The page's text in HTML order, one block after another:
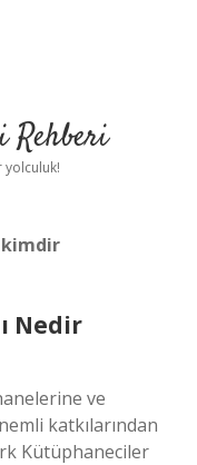
Rehberi
kimdir
Nedir
ve
katkılarından
Kütüphaneciler